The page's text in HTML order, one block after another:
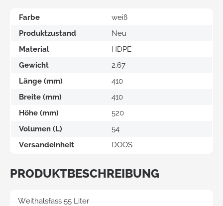
Farbe
weiß
Produktzustand
Neu
Material
HDPE
Gewicht
2.67
Länge (mm)
410
Breite (mm)
410
Höhe (mm)
520
Volumen (L)
54
Versandeinheit
DOOS
PRODUKTBESCHREIBUNG
Weithalsfass 55 Liter